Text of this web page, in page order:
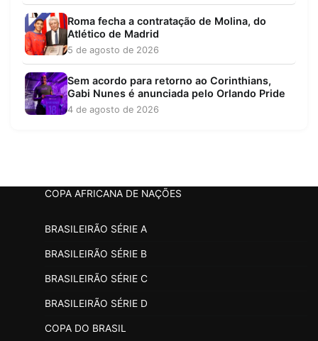
Roma fecha a contratação de Molina, do
Atlético de Madrid
5 de agosto de 2026
Sem acordo para retorno ao Corinthians,
Gabi Nunes é anunciada pelo Orlando Pride
4 de agosto de 2026
COPA AFRICANA DE NAÇÕES
BRASILEIRÃO SÉRIE A
BRASILEIRÃO SÉRIE B
BRASILEIRÃO SÉRIE C
BRASILEIRÃO SÉRIE D
COPA DO BRASIL